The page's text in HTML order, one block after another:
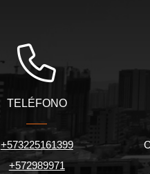
TELÉFONO
+573225161399
+572989971